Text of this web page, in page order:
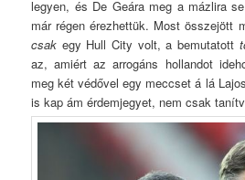
legyen, és De Geára meg a mázlira
már régen érezhettük. Most összejött
csak egy Hull City volt, a bemutatott
az, amiért az arrogáns hollandot
meg két védővel egy meccset á lá
is kap ám érdemjegyet, nem csak